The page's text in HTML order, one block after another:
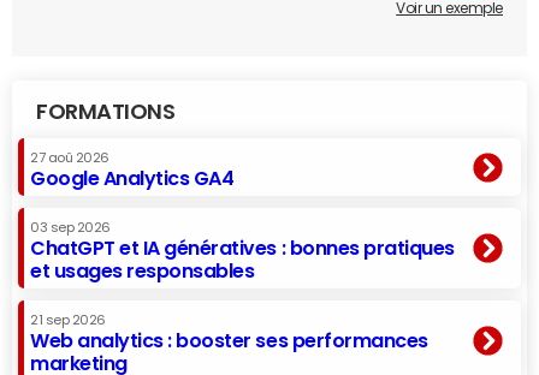
Voir un exemple
FORMATIONS
27 aoû 2026
Google Analytics GA4
03 sep 2026
ChatGPT et IA génératives : bonnes pratiques
et usages responsables
21 sep 2026
Web analytics : booster ses performances
marketing